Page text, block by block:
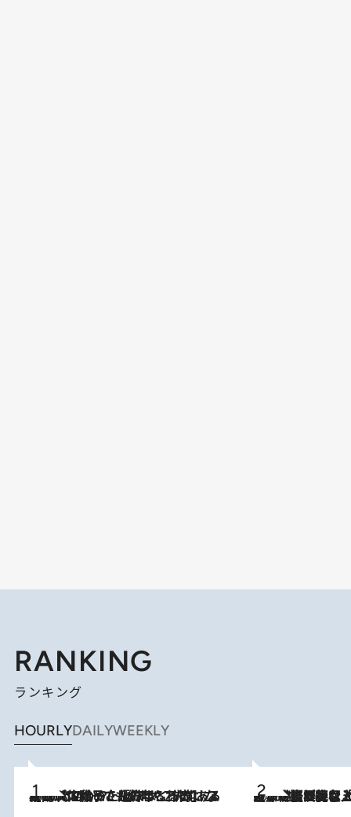
RANKING
ランキング
HOURLYDAILYWEEKLY
2026.8.5
【阿川佐和子さんの年とる力】なぜ70代で始めた趣味は“こんなに楽しい”のか？ ピアノ、俳句…スランプに陥っても続けられる“ある秘訣”とは 2026.8.5
【なぜ吉沢亮は「気配を消せる」のか？】興行収入208億の『国宝』を経て挑むミュージカル『ディア・エヴァン・ハンセン』。トップ俳優が舞台上でさらけ出した“孤独”とは